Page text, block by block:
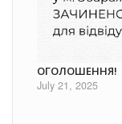
ОГОЛОШЕННЯ!
July 21, 2025